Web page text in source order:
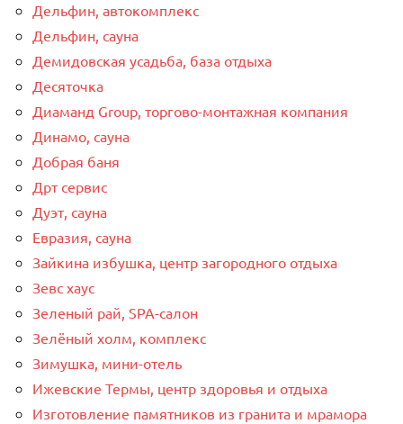
Дельфин, автокомплекс
Дельфин, сауна
Демидовская усадьба, база отдыха
Десяточка
Диаманд Group, торгово-монтажная компания
Динамо, сауна
Добрая баня
Дрт сервис
Дуэт, сауна
Евразия, сауна
Зайкина избушка, центр загородного отдыха
Зевс хаус
Зеленый рай, SPA-салон
Зелёный холм, комплекс
Зимушка, мини-отель
Ижевские Термы, центр здоровья и отдыха
Изготовление памятников из гранита и мрамора